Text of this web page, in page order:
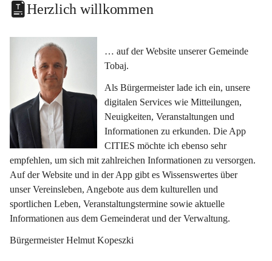
Herzlich willkommen
… auf der Website unserer Gemeinde
Tobaj.
Als Bürgermeister lade ich ein, unsere
digitalen Services wie Mitteilungen,
Neuigkeiten, Veranstaltungen und
Informationen zu erkunden. Die App
CITIES möchte ich ebenso sehr
empfehlen, um sich mit zahlreichen Informationen zu versorgen.
Auf der Website und in der App gibt es Wissenswertes über
unser Vereinsleben, Angebote aus dem kulturellen und
sportlichen Leben, Veranstaltungstermine sowie aktuelle
Informationen aus dem Gemeinderat und der Verwaltung.
Bürgermeister Helmut Kopeszki